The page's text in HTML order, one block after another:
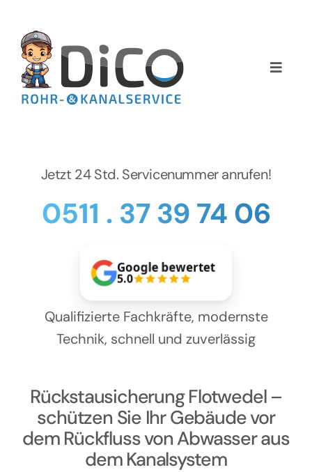
springen
Toggle
Home
NEWS
Kontakt
Jetzt 24 Std. Servicenummer anrufen!
0511 . 37 39 74 06
Google bewertet
5.0
Qualifizierte Fachkräfte, modernste
Technik, schnell und zuverlässig
Rückstausicherung Flotwedel –
schützen Sie Ihr Gebäude vor
dem Rückfluss von Abwasser aus
dem Kanalsystem